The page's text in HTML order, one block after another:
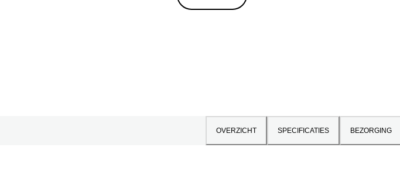
OVERZICHT SPECIFICATIES BEZORGING